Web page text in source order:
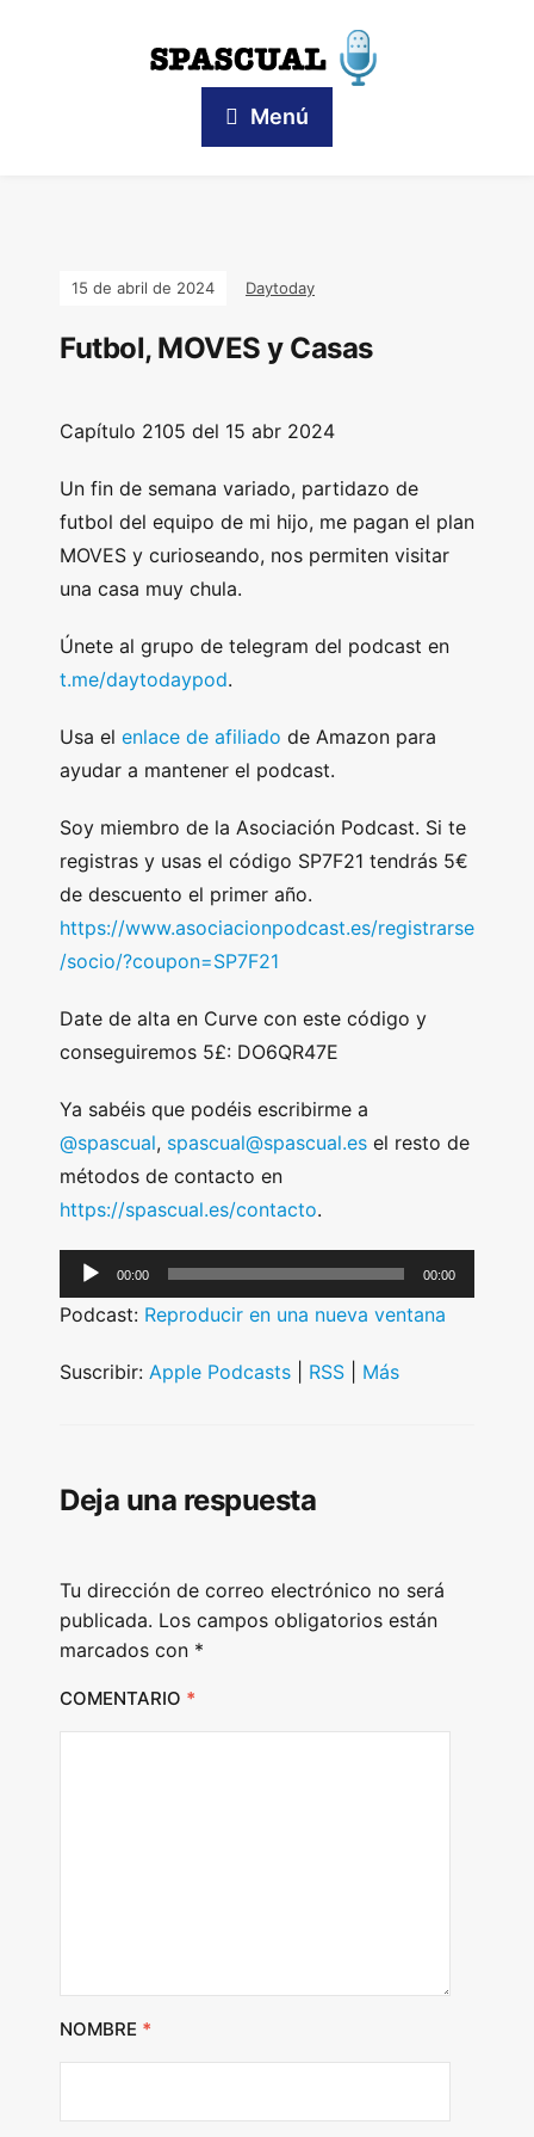
Menú
15 de abril de 2024 Daytoday
Futbol, MOVES y Casas
Capítulo 2105 del 15 abr 2024
Un fin de semana variado, partidazo de
futbol del equipo de mi hijo, me pagan el plan
MOVES y curioseando, nos permiten visitar
una casa muy chula.
Únete al grupo de telegram del podcast en
t.me/daytodaypod.
Usa el enlace de afiliado de Amazon para
ayudar a mantener el podcast.
Soy miembro de la Asociación Podcast. Si te
registras y usas el código SP7F21 tendrás 5€
de descuento el primer año.
https://www.asociacionpodcast.es/registrarse
/socio/?coupon=SP7F21
Date de alta en Curve con este código y
conseguiremos 5£: DO6QR47E
Ya sabéis que podéis escribirme a
@spascual, spascual@spascual.es el resto de
métodos de contacto en
https://spascual.es/contacto.
u
i
a
r
00:00 00:00
Podcast: Reproducir en una nueva ventana
Suscribir: Apple Podcasts RSS Más
Deja una respuesta
Tu dirección de correo electrónico no será
publicada. Los campos obligatorios están
marcados con *
COMENTARIO *
NOMBRE *